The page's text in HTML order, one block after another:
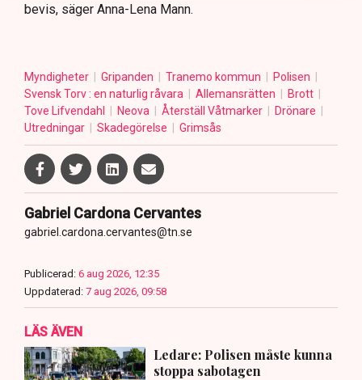
bevis, säger Anna-Lena Mann.
Myndigheter Gripanden Tranemo kommun
Polisen
Svensk Torv : en naturlig råvara
Allemansrätten
Brott
Tove Lifvendahl
Neova Återställ Våtmarker
Drönare
Utredningar
Skadegörelse Grimsås
Gabriel Cardona Cervantes
gabriel.cardona.cervantes@tn.se
Publicerad: 6 aug 2026, 12:35
Uppdaterad: 7 aug 2026, 09:58
LÄS ÄVEN
Ledare: Polisen måste kunna
stoppa sabotagen